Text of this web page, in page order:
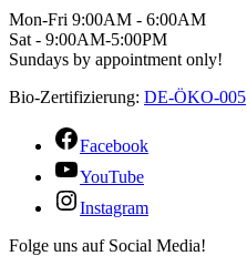
Mon-Fri 9:00AM - 6:00AM
Sat - 9:00AM-5:00PM
Sundays by appointment only!
Bio-Zertifizierung: DE-ÖKO-005
Facebook
YouTube
Instagram
Folge uns auf Social Media!